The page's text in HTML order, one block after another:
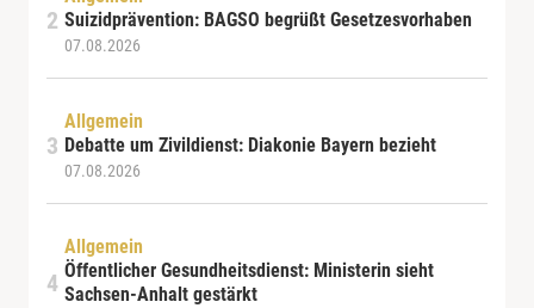
Suizidprävention: BAGSO begrüßt Gesetzesvorhaben
07.08.2026
Allgemein
Debatte um Zivildienst: Diakonie Bayern bezieht
07.08.2026
Allgemein
Öffentlicher Gesundheitsdienst: Ministerin sieht
Sachsen-Anhalt gestärkt